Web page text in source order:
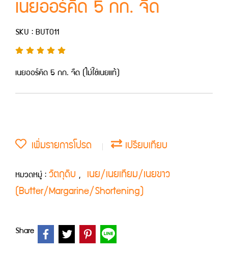
เนยออร์คิด 5 กก. จืด
SKU : BUT011
เนยออร์คิด 5 กก. จืด (ไม่ใช่เนยแท้)
เพิ่มรายการโปรด เปรียบเทียบ
หมวดหมู่ : วัตถุดิบ , เนย/เนยเทียม/เนยขาว
(Butter/Margarine/Shortening)
Share